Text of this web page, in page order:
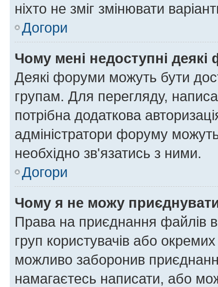
ніхто не зміг змінювати
Догори
Чому мені недоступні
Деякі форуми можуть бути
групам. Для перегляду,
потрібна додаткова
адміністратори форуму
необхідно зв'язатись з ними.
Догори
Чому я не можу
Права на приєднання файлів
груп користувачів або
можливо заборонив
намагаєтесь написати, або